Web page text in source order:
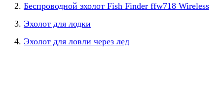
Беспроводной эхолот Fish Finder ffw718 Wireless
Эхолот для лодки
Эхолот для ловли через лед